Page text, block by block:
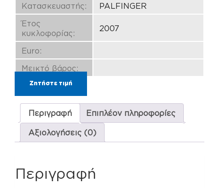
Κατασκευαστής:
PALFINGER
Έτος
κυκλοφορίας:
2007
Euro:
Μεικτό βάρος:
Ζητήστε τιμή
Περιγραφή Επιπλέον πληροφορίες
Αξιολογήσεις (0)
Περιγραφή